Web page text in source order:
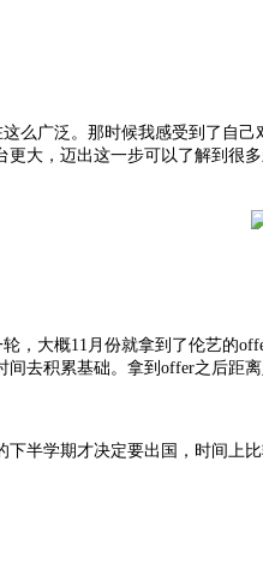
么广泛。那时候我感受到了自
大，迈出这一步可以了解到很
，大概11月份就拿到了伦艺的
去积累基础。拿到offer之后距
半学期才决定要出国，时间上